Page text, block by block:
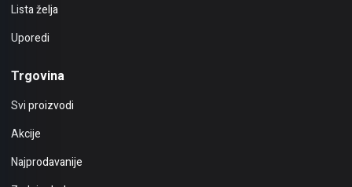
Lista želja
Uporedi
Trgovina
Svi proizvodi
Akcije
Najprodavanije